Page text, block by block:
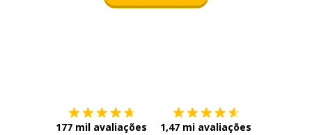
177 mil avaliações 1,47 mi avaliações